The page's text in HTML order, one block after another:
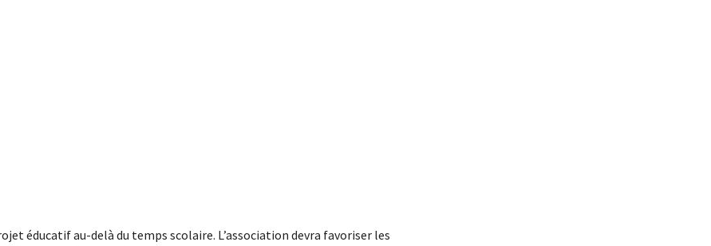
éducatif au-delà du temps scolaire. L’association devra favoriser les